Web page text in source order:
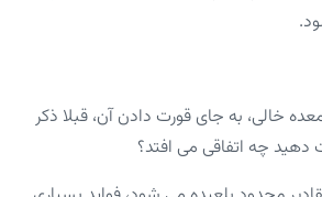
خالی، به جای قورت دادن آن، قبلا ذکر
چه اتفاقی می افتد؟